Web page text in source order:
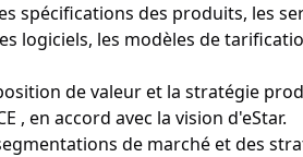
spécifications des produits, les
logiciels, les modèles de
de valeur et la stratégie
, en accord avec la vision d'eStar.
de marché et des